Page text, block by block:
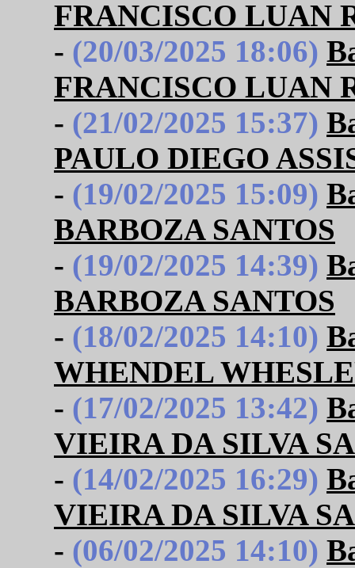
FRANCISCO LUAN
- (20/03/2025 18:06)
FRANCISCO LUAN
- (21/02/2025 15:37)
PAULO DIEGO
- (19/02/2025 15:09)
BARBOZA SANTOS
- (19/02/2025 14:39)
BARBOZA SANTOS
- (18/02/2025 14:10)
WHENDEL
- (17/02/2025 13:42)
VIEIRA DA SILVA
- (14/02/2025 16:29)
VIEIRA DA SILVA
- (06/02/2025 14:10)